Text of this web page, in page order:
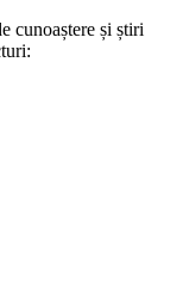
cunoaștere și știri